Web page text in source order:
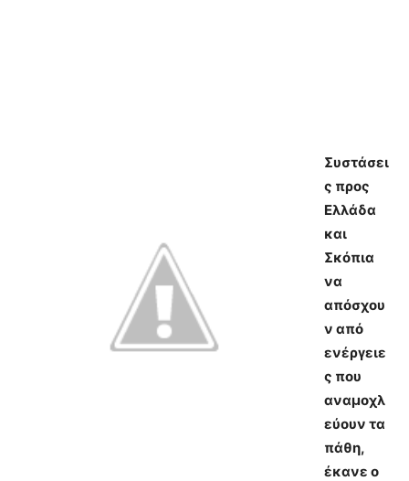
Συστάσει
ς προς
Ελλάδα
και
Σκόπια
να
απόσχου
ν από
ενέργειε
ς που
αναμοχλ
εύουν τα
πάθη,
έκανε ο